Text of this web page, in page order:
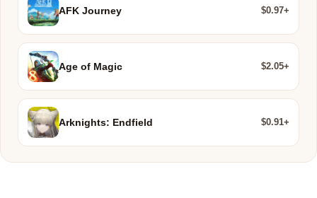
AFK Journey $0.97+
Age of Magic $2.05+
Arknights: Endfield $0.91+